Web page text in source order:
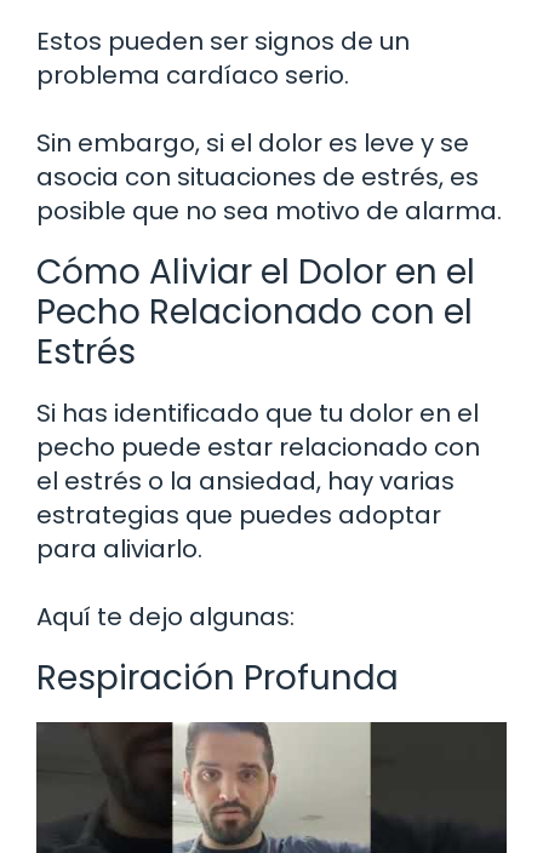
Estos pueden ser signos de un
problema cardíaco serio.
Sin embargo, si el dolor es leve y se
asocia con situaciones de estrés, es
posible que no sea motivo de alarma.
Cómo Aliviar el Dolor en el
Pecho Relacionado con el
Estrés
Si has identificado que tu dolor en el
pecho puede estar relacionado con
el estrés o la ansiedad, hay varias
estrategias que puedes adoptar
para aliviarlo.
Aquí te dejo algunas:
Respiración Profunda